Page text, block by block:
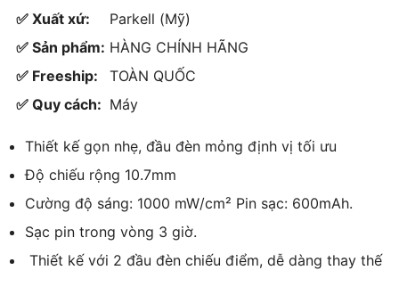
✅ Xuất xứ:
Parkell (Mỹ)
✅ Sản phẩm: HÀNG CHÍNH HÃNG
✅ Freeship:
TOÀN QUỐC
✅ Quy cách: Máy
Thiết kế gọn nhẹ, đầu đèn mỏng định vị tối ưu
Độ chiếu rộng 10.7mm
Cường độ sáng: 1000 mW/cm² Pin sạc: 600mAh.
Sạc pin trong vòng 3 giờ.
Thiết kế với 2 đầu đèn chiếu điểm, dễ dàng thay thế